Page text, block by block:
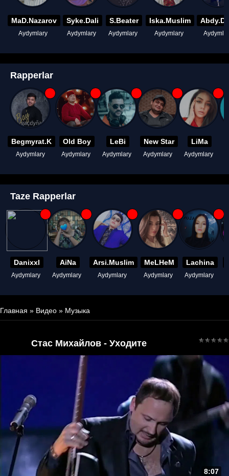
MaD.Nazarov
Aydymlary
Syke.Dali
Aydymlary
S.Beater
Aydymlary
Iska.Muslim
Aydymlary
Rapperlar
Begmyrat.K
Aydymlary
Old Boy
Aydymlary
LeBi
Aydymlary
New Star
Aydymlary
LiMa
Aydymlary
Taze Rapperlar
Danixxl
Aydymlary
AiNa
Aydymlary
Arsi.Muslim
Aydymlary
MeLHeM
Aydymlary
Lachina
Aydymlary
Главная » Видео » Музыка
Стас Михайлов - Уходите
8:07